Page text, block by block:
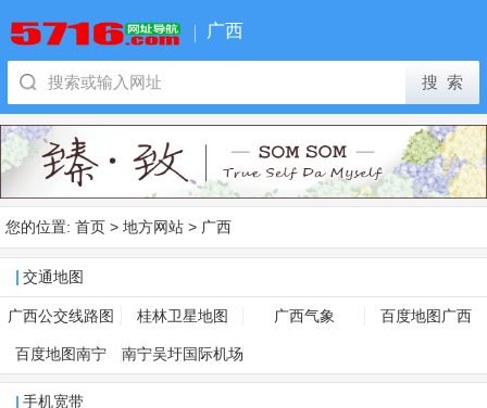
广西
您的位置: 首页 > 地方网站 > 广西
交通地图
广西公交线路图 桂林卫星地图 广西气象 百度地图广西
百度地图南宁 南宁吴圩国际机场
手机宽带